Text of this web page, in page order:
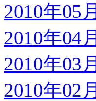
2010年05月
2010年04月
2010年03月
2010年02月